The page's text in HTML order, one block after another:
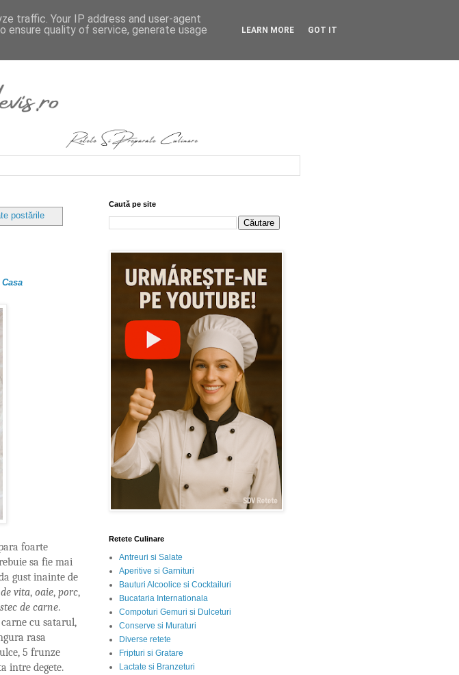
postările
foarte
sa fie mai
gust inainte de
vita, oaie, porc,
de carne.
cu satarul,
rasa
5 frunze
intre degete.
Caută pe site
Retete Culinare
Antreuri si Salate
Aperitive si Garnituri
Bauturi Alcoolice si Cocktailuri
Bucataria Internationala
Compoturi Gemuri si Dulceturi
Conserve si Muraturi
Diverse retete
Fripturi si Gratare
Lactate si Branzeturi
traffic. Your IP address and user-agent
ensure quality of service, generate usage
LEARN MORE GOT IT